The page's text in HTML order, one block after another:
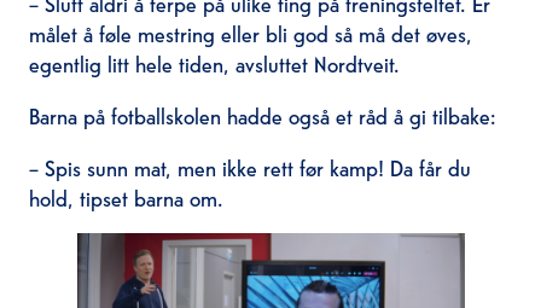
målet å føle mestring eller bli god så må det øves,
egentlig litt hele tiden, avsluttet Nordtveit.
Barna på fotballskolen hadde også et råd å gi tilbake:
– Spis sunn mat, men ikke rett før kamp! Da får du
hold, tipset barna om.